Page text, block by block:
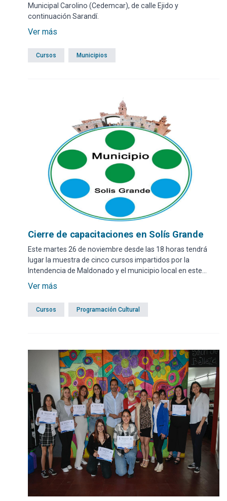
Municipal Carolino (Cedemcar), de calle Ejido y
continuación Sarandí.
Ver más
Cursos Municipios
Cierre de capacitaciones en Solís Grande
Este martes 26 de noviembre desde las 18 horas tendrá
lugar la muestra de cinco cursos impartidos por la
Intendencia de Maldonado y el municipio local en este
2024.
Ver más
Cursos Programación Cultural